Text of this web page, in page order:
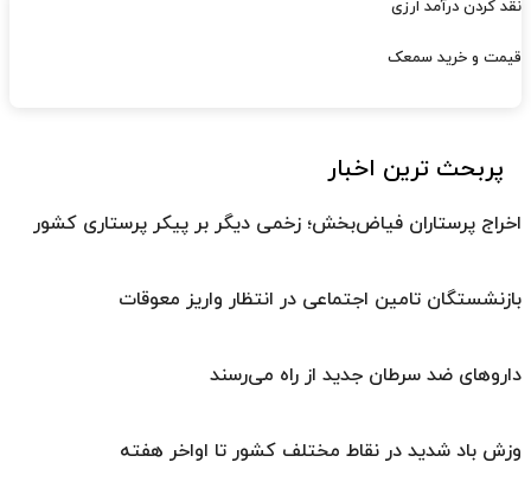
نقد کردن درآمد ارزی
قیمت و خرید سمعک
پربحث ترین اخبار
اخراج پرستاران فیاض‌بخش؛ زخمی دیگر بر پیکر پرستاری کشور
بازنشستگان تامین اجتماعی در انتظار واریز معوقات
داروهای ضد سرطان جدید از راه می‌رسند
وزش باد شدید در نقاط مختلف کشور تا اواخر هفته